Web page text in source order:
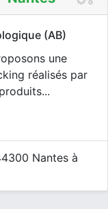
(AB)
une
réalisés par
Nantes à